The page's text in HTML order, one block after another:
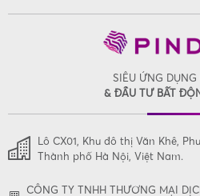
SIÊU ỨNG DỤNG
& ĐẦU TƯ BẤT
Lô CX01, Khu đô thị Văn Khê,
Thành phố Hà Nội, Việt Nam.
CÔNG TY TNHH THƯƠNG MẠI